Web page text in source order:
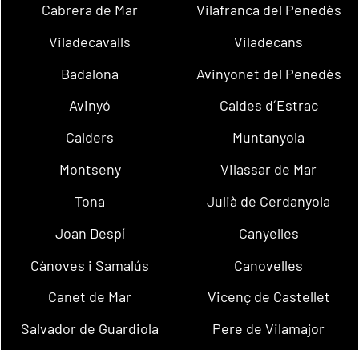
Cabrera de Mar
Vilafranca del Penedès
Viladecavalls
Viladecans
Badalona
Avinyonet del Penedès
Avinyó
Caldes d´Estrac
Calders
Muntanyola
Montseny
Vilassar de Mar
Tona
Julià de Cerdanyola
Joan Despí
Canyelles
Cànoves i Samalús
Canovelles
Canet de Mar
Vicenç de Castellet
Salvador de Guardiola
Pere de Vilamajor